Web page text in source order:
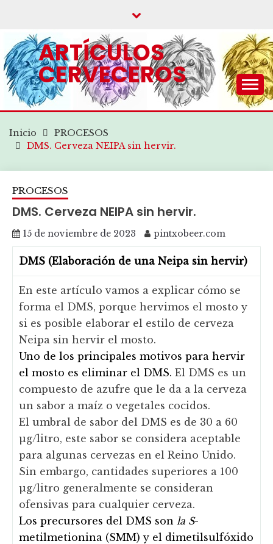
contenido
ARTÍCULOS
CERVECEROS
.
Inicio
PROCESOS
DMS. Cerveza NEIPA sin hervir.
PROCESOS
DMS. Cerveza NEIPA sin hervir.
15 de noviembre de 2023 pintxobeer.com
DMS (Elaboración de una Neipa sin hervir)
En este artículo vamos a explicar cómo se
forma el DMS, porque hervimos el mosto y
si es posible elaborar el estilo de cerveza
Neipa sin hervir el mosto.
Uno de los principales motivos para hervir
el mosto es eliminar el DMS. El DMS es un
compuesto de azufre que le da a la cerveza
un sabor a maíz o vegetales cocidos.
El umbral de sabor del DMS es de 30 a 60
µg/litro, este sabor se considera aceptable
para algunas cervezas en el Reino Unido.
Sin embargo, cantidades superiores a 100
µg/litro generalmente se consideran
ofensivas para cualquier cerveza.
Los precursores del DMS son la S-
metilmetionina (SMM) y el dimetilsulfóxido